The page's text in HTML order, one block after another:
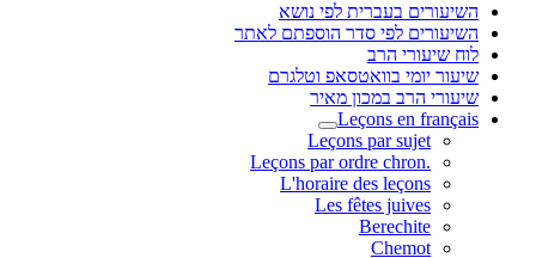
השיעורים בעברית לפי נושא
השיעורים לפי סדר הוספתם לאתר
לוח שיעורי הרב
שיעור יומי בוואטסאפ וטלגרם
שיעורי הרב במכון מאיר
Leçons en français
Leçons par sujet
.Leçons par ordre chron
L'horaire des leçons
Les fêtes juives
Berechite
Chemot